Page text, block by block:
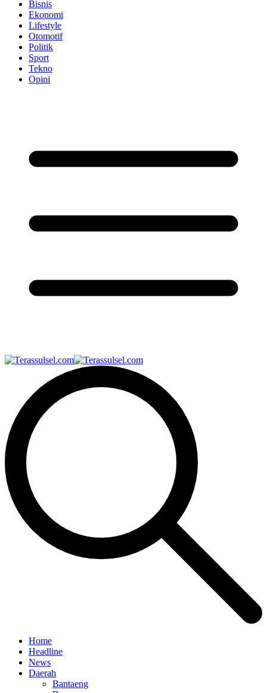
Bisnis
Ekonomi
Lifestyle
Otomotif
Politik
Sport
Tekno
Opini
Home
Headline
News
Daerah
Bantaeng